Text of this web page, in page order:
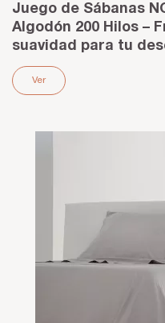
Juego de Sábanas
Algodón 200 Hilos –
suavidad para tu
Ver